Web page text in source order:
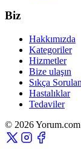
Biz
Hakkımızda
Kategoriler
Hizmetler
Bize ulaşın
Sıkça
Hastalıklar
Tedaviler
© 2026 Yorum.com